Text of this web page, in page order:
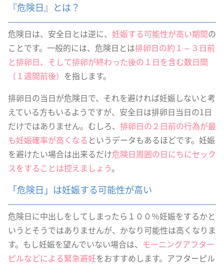
『危険日』とは？
危険日は、安全日とは逆に、 妊娠する可能性が高い期間の
ことです。一般的には、危険日とは排卵日の約１～３日前
と排卵日、そして排卵が終わった後の１日を含む数日間
（１週間前後） を指します。
排卵日の当日が危険日で、それを避ければ妊娠しないと考
えている方もいるようですが、安全日は排卵日当日の1日
だけではありません。むしろ、 排卵日の２日前の行為が最
も妊娠確率が高くなる というデータもあるほどです。妊娠
を避けたい場合は出来るだけ危険日周囲の日にちにセック
スをすることは控えましょう。
「危険日」は妊娠する可能性が高い
危険日に中出しをしてしまったら１００％妊娠をするかと
いうとそうではありませんが、かなり可能性は高くなりま
す。もし妊娠を望んでいない場合は、 モーニングアフター
ピルなどによる緊急避妊をおすすめします。アフターピル